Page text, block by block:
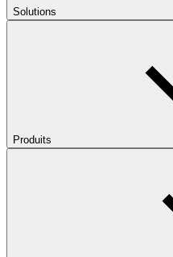
Solutions
Produits